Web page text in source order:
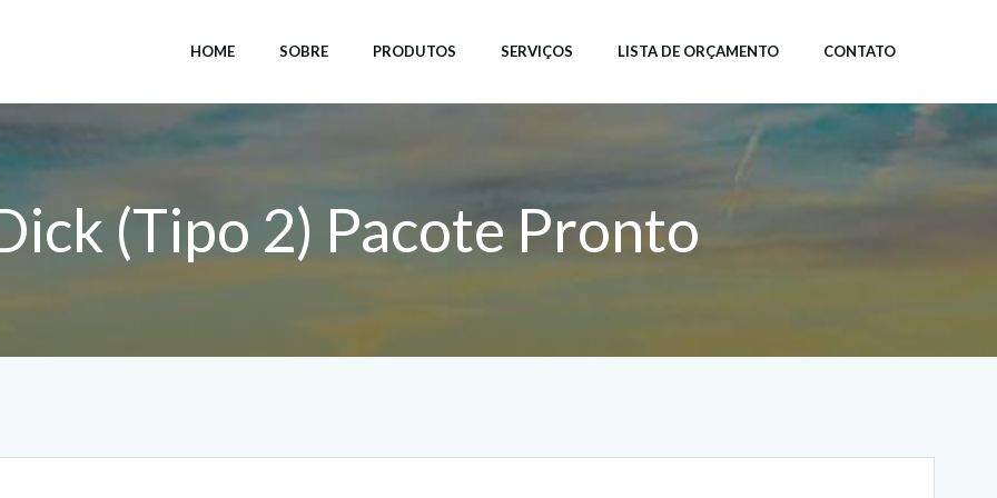
HOME SOBRE PRODUTOS SERVIÇOS LISTA DE ORÇAMENTO CONTATO
(Tipo 2) Pacote Pronto